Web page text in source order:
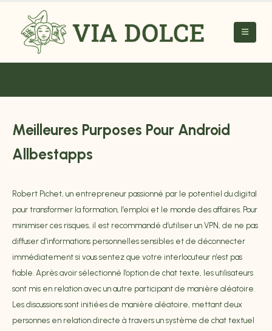
Meilleures Purposes Pour Android
Allbestapps
Robert Pichet, un entrepreneur passionné par le potentiel du digital
pour transformer la formation, l’emploi et le monde des affaires. Pour
minimiser ces risques, il est recommandé d’utiliser un VPN, de ne pas
diffuser d’informations personnelles sensibles et de déconnecter
immédiatement si vous sentez que votre interlocuteur n’est pas
fiable. Après avoir sélectionné l’option de chat texte, les utilisateurs
sont mis en relation avec un autre participant de manière aléatoire.
Les discussions sont initiées de manière aléatoire, mettant deux
personnes en relation directe à travers un système de chat textuel